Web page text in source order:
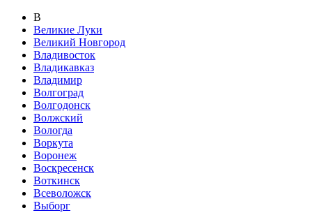
В
Великие Луки
Великий Новгород
Владивосток
Владикавказ
Владимир
Волгоград
Волгодонск
Волжский
Вологда
Воркута
Воронеж
Воскресенск
Воткинск
Всеволожск
Выборг